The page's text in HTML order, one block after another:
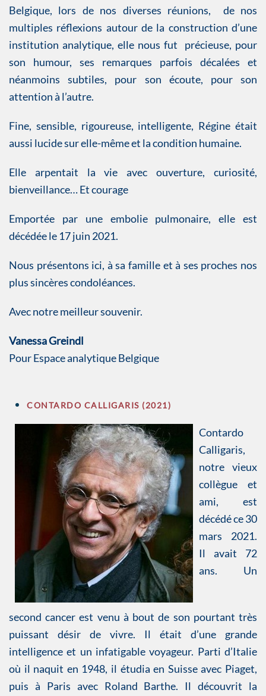
Belgique, lors de nos diverses réunions, de nos
multiples réflexions autour de la construction d’une
institution analytique, elle nous fut précieuse, pour
son humour, ses remarques parfois décalées et
néanmoins subtiles, pour son écoute, pour son
attention à l’autre.
Fine, sensible, rigoureuse, intelligente, Régine était
aussi lucide sur elle-même et la condition humaine.
Elle arpentait la vie avec ouverture, curiosité,
bienveillance… Et courage
Emportée par une embolie pulmonaire, elle est
décédée le 17 juin 2021.
Nous présentons ici, à sa famille et à ses proches nos
plus sincères condoléances.
Avec notre meilleur souvenir.
Vanessa Greindl
Pour Espace analytique Belgique
CONTARDO CALLIGARIS (2021)
Contardo
Calligaris,
notre vieux
collègue et
ami, est
décédé ce 30
mars 2021.
Il avait 72
ans. Un
second cancer est venu à bout de son pourtant très
puissant désir de vivre. Il était d’une grande
intelligence et un infatigable voyageur. Parti d’Italie
où il naquit en 1948, il étudia en Suisse avec Piaget,
puis à Paris avec Roland Barthe. Il découvrit la